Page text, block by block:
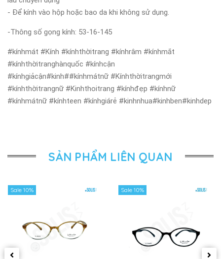
- Để kính vào hộp hoặc bao da khi không sử dụng.
-Thông số gọng kính: 53-16-145
#kínhmát #Kính #kínhthờitrang #kínhrâm #kínhmắt
#kínhthờitranghànquốc #kínhcận
#kínhgiảcận#kinh##kínhmátnữ #Kínhthờitrangmới
#kínhthờitrangnữ #Kinhthoitrang #kínhđẹp #kínhnữ
#kínhmátnữ #kínhteen #kínhgiárẻ #kinhnhua#kinhben#kinhdep
SẢN PHẨM LIÊN QUAN
Sale 10% Sale 10%